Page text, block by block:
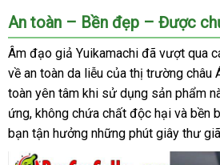
mại
tiện
dụng
kích
thích
An toàn – Bền đẹp – Được
Âm đạo giả Yuikamachi đã vượt qua
về an toàn da liễu của thị trường châu
toàn yên tâm khi sử dụng sản phẩm
ứng, không chứa chất độc hại và bền
bạn tận hưởng những phút giây thư